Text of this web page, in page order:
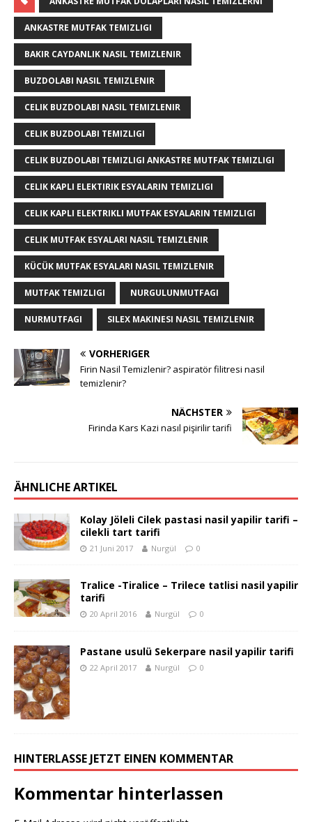
ANKASTRE MUTFAK TEMIZLIGI
BAKIR CAYDANLIK NASIL TEMIZLENIR
BUZDOLABI NASIL TEMIZLENIR
CELIK BUZDOLABI NASIL TEMIZLENIR
CELIK BUZDOLABI TEMIZLIGI
CELIK BUZDOLABI TEMIZLIGI ANKASTRE MUTFAK TEMIZLIGI
CELIK KAPLI ELEKTIRIK ESYALARIN TEMIZLIGI
CELIK KAPLI ELEKTRIKLI MUTFAK ESYALARIN TEMIZLIGI
CELIK MUTFAK ESYALARI NASIL TEMIZLENIR
KÜCÜK MUTFAK ESYALARI NASIL TEMIZLENIR
MUTFAK TEMIZLIGI NURGULUNMUTFAGI
NURMUTFAGI SILEX MAKINESI NASIL TEMIZLENIR
VORHERIGER
Firin Nasil Temizlenir? aspiratör filitresi nasil
temizlenir?
NÄCHSTER
Firinda Kars Kazi nasıl pişirilir tarifi
ÄHNLICHE ARTIKEL
Kolay Jöleli Cilek pastasi nasil yapilir tarifi –
cilekli tart tarifi
21 Juni 2017 Nurgül 0
Tralice -Tiralice – Trilece tatlisi nasil yapilir
tarifi
20 April 2016 Nurgül 0
Pastane usulü Sekerpare nasil yapilir tarifi
22 April 2017 Nurgül 0
HINTERLASSE JETZT EINEN KOMMENTAR
Kommentar hinterlassen